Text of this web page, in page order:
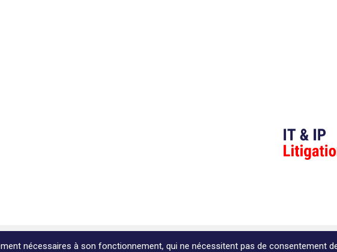
légales
nécessaires à son fonctionnement, qui ne nécessitent pas de consentement